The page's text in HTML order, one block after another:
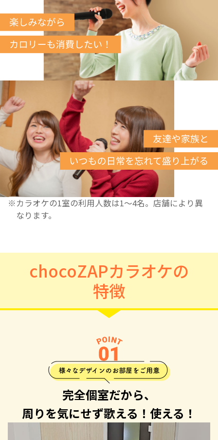
※カラオケの1室の利用人数は1〜4名。店舗により異
なります。
chocoZAPカラオケの
特徴
完全個室だから、
周りを気にせず歌える！使える！